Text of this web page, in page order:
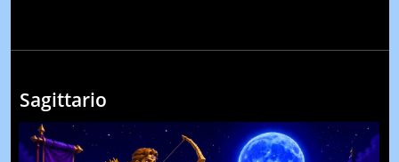
Sagittario